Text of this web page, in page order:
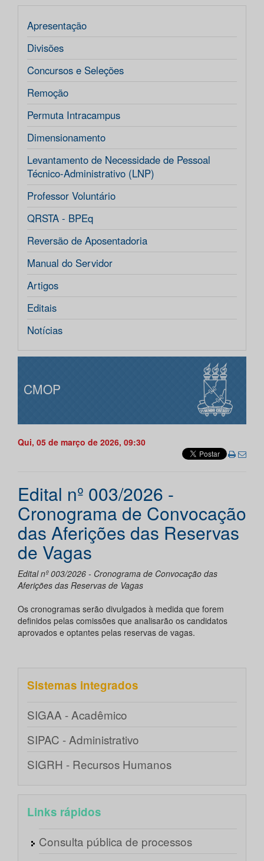
Apresentação
Divisões
Concursos e Seleções
Remoção
Permuta Intracampus
Dimensionamento
Levantamento de Necessidade de Pessoal
Técnico-Administrativo (LNP)
Professor Voluntário
QRSTA - BPEq
Reversão de Aposentadoria
Manual do Servidor
Artigos
Editais
Notícias
CMOP
Qui, 05 de março de 2026, 09:30
Edital nº 003/2026 -
Cronograma de Convocação
das Aferições das Reservas
de Vagas
Edital nº 003/2026 - Cronograma de Convocação das
Aferições das Reservas de Vagas
Os cronogramas serão divulgados à medida que forem
definidos pelas comissões que analisarão os candidatos
aprovados e optantes pelas reservas de vagas.
Sistemas integrados
SIGAA - Acadêmico
SIPAC - Administrativo
SIGRH - Recursos Humanos
Links rápidos
Consulta pública de processos